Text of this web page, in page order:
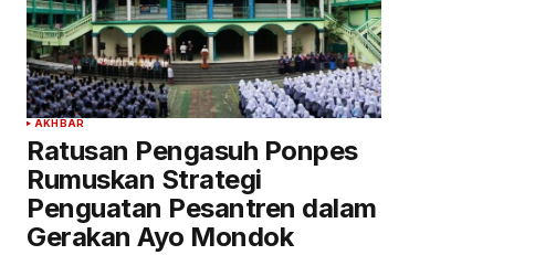
AKHBAR
Ratusan Pengasuh Ponpes
Rumuskan Strategi
Penguatan Pesantren dalam
Gerakan Ayo Mondok